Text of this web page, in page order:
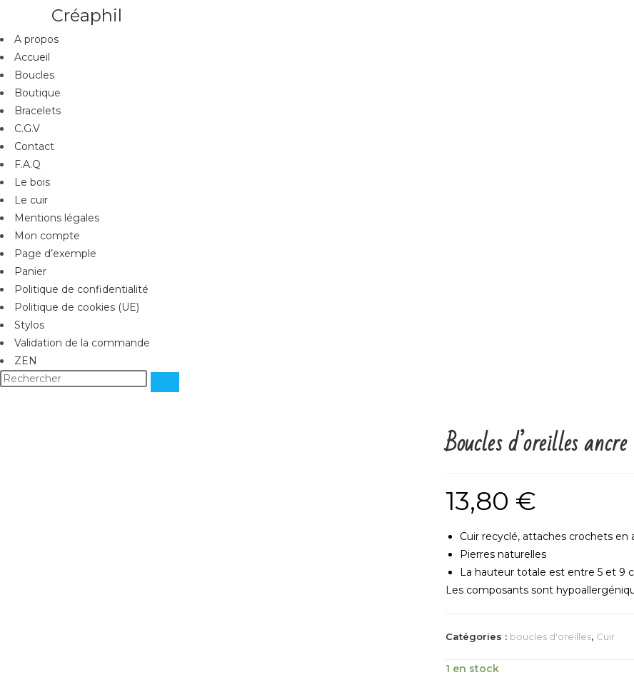
Créaphil
A propos
Accueil
Boucles
Boutique
Bracelets
C.G.V
Contact
F.A.Q
Le bois
Le cuir
Mentions légales
Mon compte
Page d’exemple
Panier
Politique de confidentialité
Politique de cookies (UE)
Stylos
Validation de la commande
ZEN
Boucles d’oreilles ancre
13,80 €
Cuir recyclé, attaches crochets en
Pierres naturelles
La hauteur totale est entre 5 et 9
Les composants sont
Catégories : boucles d'oreilles, Cuir
1 en stock